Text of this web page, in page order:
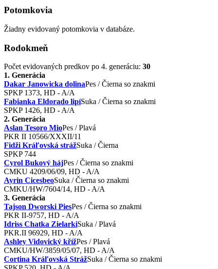
Potomkovia
Žiadny evidovaný potomkovia v databáze.
Rodokmeň
Počet evidovaných predkov po 4. generáciu: 30
1. Generácia
Dakar Janowicka dolinaPes / Čierna so znakmi
SPKP 1373, HD - A/A
Fabianka Eldorado lipíSuka / Čierna so znakmi
SPKP 1426, HD - A/A
2. Generácia
Aslan Tesoro MioPes / Plavá
PKR II 10566/XXXII/11
Fidži Kráľovská strážSuka / Čierna
SPKP 744
Cyrol Bukový hájPes / Čierna so znakmi
CMKU 4209/06/09, HD - A/A
Ayrin CicesbeoSuka / Čierna so znakmi
CMKU/HW/7604/14, HD - A/A
3. Generácia
Tajson Dworski PiesPes / Čierna so znakmi
PKR II-9757, HD - A/A
Idriss Chatka ZielarkiSuka / Plavá
PKR.II 96929, HD - A/A
Ashley Vidovický křížPes / Plavá
CMKU/HW/3859/05/07, HD - A/A
Cortina Kráľovská StrážSuka / Čierna so znakmi